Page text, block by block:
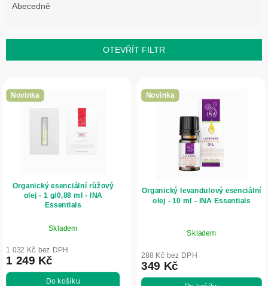
p
o
Abecedně
OTEVŘÍT FILTR
ý
o
t
ů
Novinka
Organický esenciální růžový
olej - 1 g/0,88 ml - INA
Essentials
Skladem
1 032 Kč bez DPH
1 249 Kč
Do košíku
Novinka
Organický levandulový esenciální
olej - 10 ml - INA Essentials
Skladem
288 Kč bez DPH
349 Kč